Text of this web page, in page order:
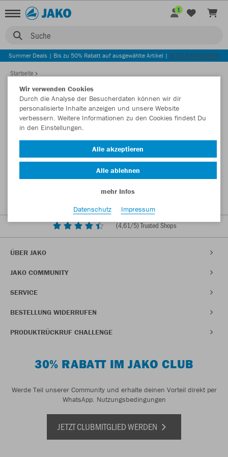
Suche
1
Summer Deals | Bis zu 50% Rabatt auf ausgewählte Artikel | JETZT ENTDECKEN
Startseite
(4,61/5) Trusted Shops
ÜBER JAKO
JAKO COMMUNITY
SERVICE
BESTELLUNG WIDERRUFEN
PRODUKTRÜCKRUF CHALLENGE
30% RABATT IM JAKO CLUB
Werde Teil unserer Community und erhalte deinen Vorteil direkt per
WhatsApp. Nutzungsbedingungen
JETZT CLUBMITGLIED WERDEN
Wir verwenden Cookies
Durch die Analyse der Besucherdaten können wir dir
personalisierte Inhalte anzeigen und unsere Website
verbessern. Weitere Informationen zu den Cookies findest Du
in den Einstellungen.
Alle akzeptieren
Alle ablehnen
mehr Infos
Datenschutz
Impressum